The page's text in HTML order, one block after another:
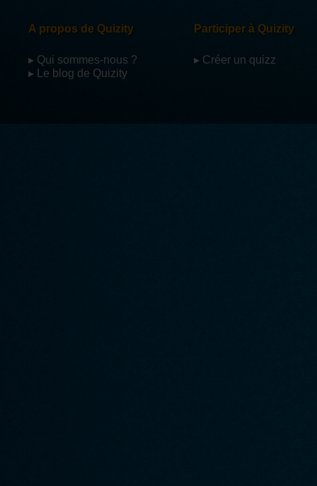
A propos de Quizity
▸ Qui sommes-nous ?
▸ Le blog de Quizity
Participer à Quizity
▸ Créer un quizz